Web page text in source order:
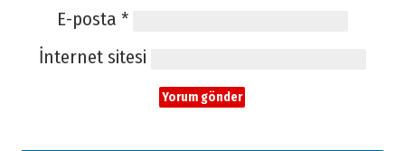
E-posta *
İnternet sitesi